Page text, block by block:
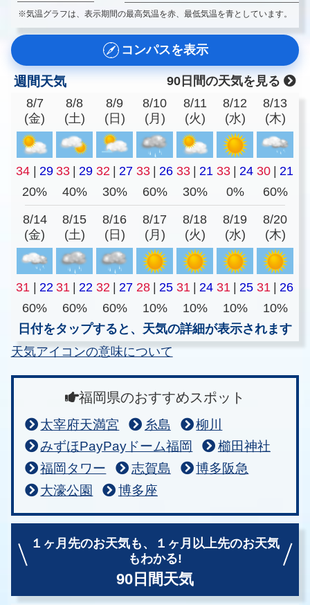
※気温グラフは、表示期間の最高気温を赤、最低気温を青としています。
コンパスを表示
週間天気
90日間の天気を見る
8/7
(金)
8/8
(土)
8/9
(日)
8/10
(月)
8/11
(火)
8/12
(水)
8/13
(木)
34 | 29 33 | 29 32 | 27 33 | 26 33 | 21 33 | 24 30 | 21
20%
40% 30% 60% 30% 0% 60%
8/14
(金)
8/15
(土)
8/16
(日)
8/17
(月)
8/18
(火)
8/19
(水)
8/20
(木)
31 | 22 31 | 22 32 | 27 28 | 25 31 | 24 31 | 25 31 | 26
60%
60% 60% 10% 10% 10%
10%
日付をタップすると、天気の詳細が表示されます
天気アイコンの意味について
福岡県のおすすめスポット
太宰府天満宮 糸島
柳川
みずほPayPayドーム福岡
櫛田神社
福岡タワー
志賀島
博多阪急
大濠公園
博多座
１ヶ月先のお天気も、
１ヶ月以上先のお天気
もわかる!
90日間天気